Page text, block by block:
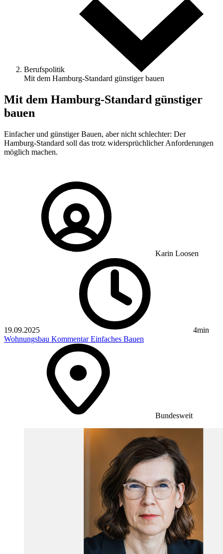
Berufspolitik
Mit dem Hamburg-Standard günstiger bauen
Mit dem Hamburg-Standard günstiger
bauen
Einfacher und günstiger Bauen, aber nicht schlechter: Der
Hamburg-Standard soll das trotz widersprüchlicher Anforderungen
möglich machen.
Karin Loosen
19.09.2025
4min
Wohnungsbau KommentarEinfaches Bauen
Bundesweit